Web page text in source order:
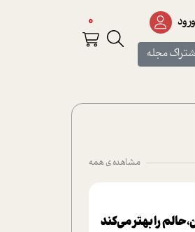
ورود
مجله
0
مشاهده ی همه
حالم را بهتر می‌کند